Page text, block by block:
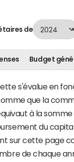
de
Budget
s'évalue en
que la
à la
du capital
sur cette page
de chaque